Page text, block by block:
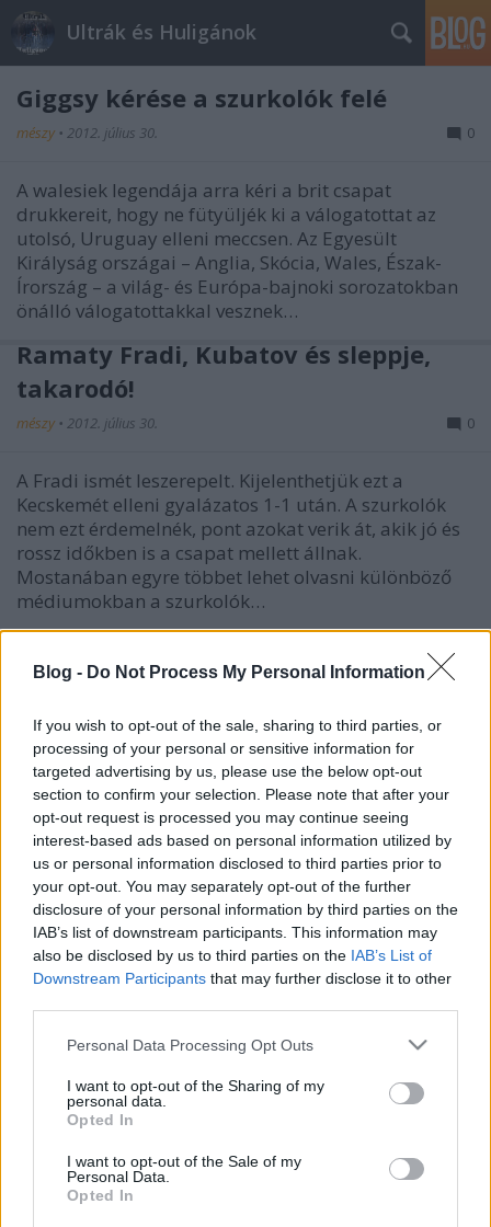
Blog - Do Not Process My Personal Information
If you wish to opt-out of the sale, sharing to third parties, or
processing of your personal or sensitive information for
targeted advertising by us, please use the below opt-out
section to confirm your selection. Please note that after your
opt-out request is processed you may continue seeing
interest-based ads based on personal information utilized by
us or personal information disclosed to third parties prior to
your opt-out. You may separately opt-out of the further
disclosure of your personal information by third parties on the
IAB’s list of downstream participants. This information may
also be disclosed by us to third parties on the IAB’s List of
Downstream Participants that may further disclose it to other
Please note that this website/app uses one or more Google
not limited to your visit or usage behaviour. You may click to
grant or deny consent to Google and its third-party tags to
use your data for below specified purposes in below Google
consent section.
Personal Data Processing Opt Outs
I want to opt-out of the Sharing of my
personal data.
Opted In
I want to opt-out of the Sale of my
Personal Data.
Opted In
Ultrák és Huligánok
Giggsy kérése a szurkolók felé
mészy • 2012. július 30. 0
A walesiek legendája arra kéri a brit csapat
drukkereit, hogy ne fütyüljék ki a válogatottat az
utolsó, Uruguay elleni meccsen. Az Egyesült
Királyság országai – Anglia, Skócia, Wales, Észak-
Írország – a világ- és Európa-bajnoki sorozatokban
önálló válogatottakkal vesznek…
Ramaty Fradi, Kubatov és sleppje,
takarodó!
mészy • 2012. július 30. 0
A Fradi ismét leszerepelt. Kijelenthetjük ezt a
Kecskemét elleni gyalázatos 1-1 után. A szurkolók
nem ezt érdemelnék, pont azokat verik át, akik jó és
rossz időkben is a csapat mellett állnak.
Mostanában egyre többet lehet olvasni különböző
médiumokban a szurkolók…
Videoton-Lombard Pápa
Nézzük, hogy mi is történt a tegnapi NB1-es
mérkőzésen szurkolói szempontból! Vidi-Lombard